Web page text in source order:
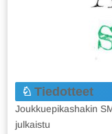
Tiedotteet
Joukkuepikashakin
julkaistu